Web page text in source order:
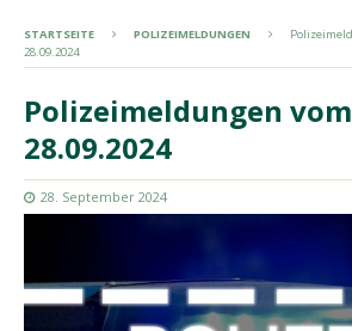
STARTSEITE POLIZEIMELDUNGEN
28.09.2024
Polizeimeldungen
28.09.2024
28. September 2024